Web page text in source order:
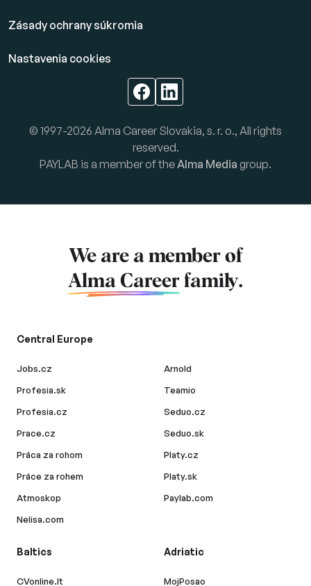
Zásady ochrany súkromia
Nastavenia cookies
© 1997-2026 Alma Career Slovakia, s. r. o., All rights
reserved.
PAYLAB is a member of theAlma Media group.
We are a member of
Alma Career family.
Central Europe
Jobs.cz
Profesia.sk
Profesia.cz
Prace.cz
Práca za rohom
Práce za rohem
Atmoskop
Nelisa.com
Arnold
Teamio
Seduo.cz
Seduo.sk
Platy.cz
Platy.sk
Paylab.com
Baltics
CVonline.lt
Adriatic
MojPosao